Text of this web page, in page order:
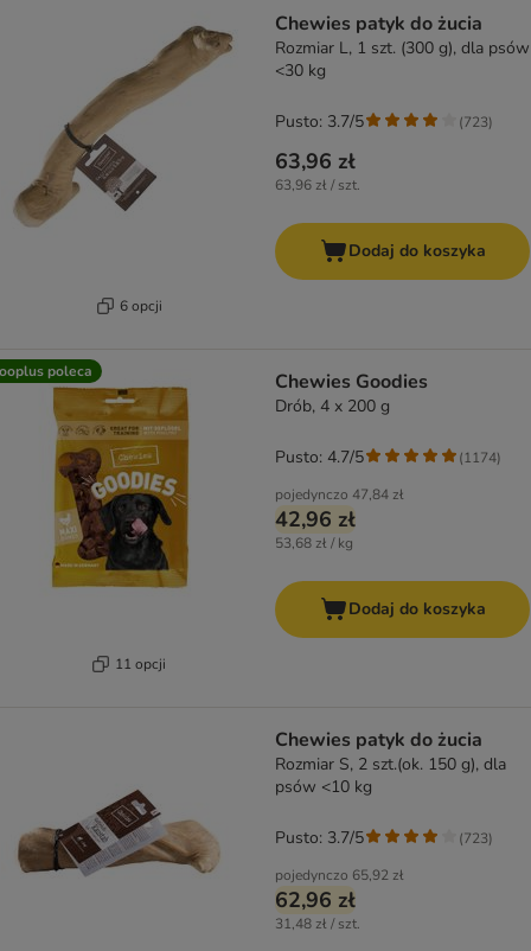
6 opcji
Chewies patyk do żucia
Rozmiar L, 1 szt. (300 g), dla psów
<30 kg
63,96 zł
63,96 zł / szt.
Pusto: 3.7/5 (723)
Dodaj do koszyka
poleca
11 opcji
Chewies Goodies
Drób, 4 x 200 g
pojedynczo 47,84 zł
42,96 zł
53,68 zł / kg
Pusto: 4.7/5 (1174)
Dodaj do koszyka
Chewies patyk do żucia
Rozmiar S, 2 szt.(ok. 150 g), dla
psów <10 kg
pojedynczo 65,92 zł
62,96 zł
31,48 zł / szt.
Pusto: 3.7/5 (723)